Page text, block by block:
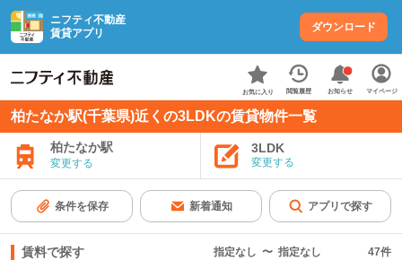
ニフティ不動産
賃貸アプリ
ダウンロード
お気に入り 閲覧履歴 お知らせ マイページ
柏たなか駅(千葉県)近くの3LDKの賃貸物件一覧
柏たなか駅
変更する
3LDK
変更する
条件を保存 新着通知 アプリで探す
賃料で探す 指定なし 〜 指定なし 47件